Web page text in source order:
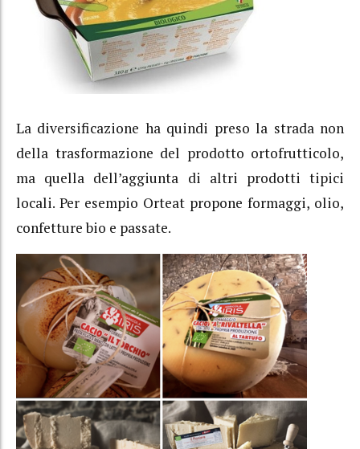
La diversificazione ha quindi preso la strada non
della trasformazione del prodotto ortofrutticolo,
ma quella dell’aggiunta di altri prodotti tipici
locali. Per esempio Orteat propone formaggi, olio,
confetture bio e passate.